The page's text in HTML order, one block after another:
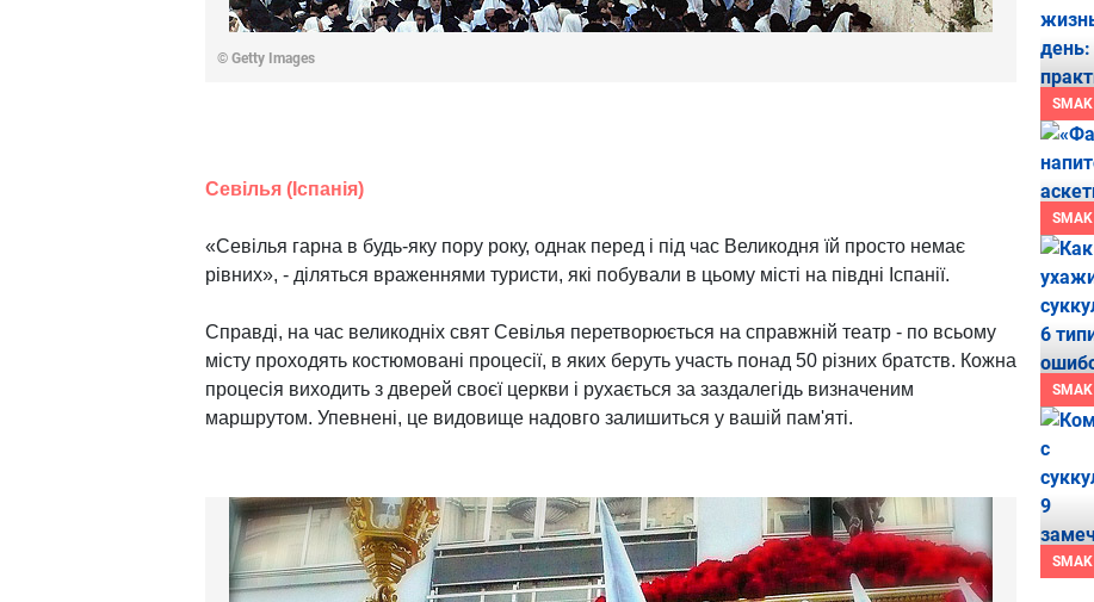
© Getty Images
Севілья (Іспанія)
«Севілья гарна в будь-яку пору року, однак перед і під час Великодня їй просто немає
рівних», - діляться враженнями туристи, які побували в цьому місті на півдні Іспанії.
Справді, на час великодніх свят Севілья перетворюється на справжній театр - по всьому
місту проходять костюмовані процесії, в яких беруть участь понад 50 різних братств. Кожна
процесія виходить з дверей своєї церкви і рухається за заздалегідь визначеним
маршрутом. Упевнені, це видовище надовго залишиться у вашій пам'яті.
SMAK
SMAK
SMAK
SMAK